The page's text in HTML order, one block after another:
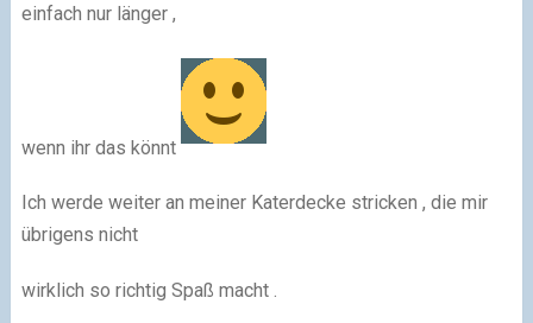
einfach nur länger ,
wenn ihr das könnt
Ich werde weiter an meiner Katerdecke stricken , die mir
übrigens nicht
wirklich so richtig Spaß macht .